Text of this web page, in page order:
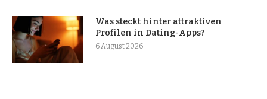
Was steckt hinter attraktiven
Profilen in Dating-Apps?
6 August 2026